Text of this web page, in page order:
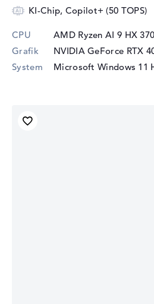
KI-Chip, Copilot+ (50 TOPS)
CPU AMD Ryzen AI 9 HX
Grafik
NVIDIA GeForce RTX
System
Microsoft Windows 11